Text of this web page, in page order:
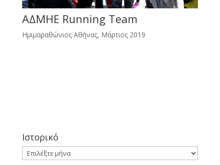
ΑΔΜΗΕ Running Team
Ημιμαραθώνιος Αθήνας, Μάρτιος 2019
Ιστορικό
Ιστορικό